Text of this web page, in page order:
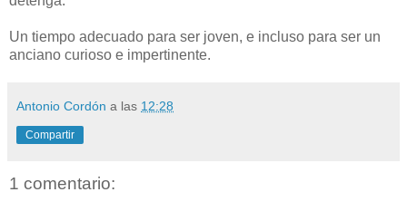
Un tiempo adecuado para ser joven, e incluso para ser un
anciano curioso e impertinente.
Antonio Cordón a las 12:28
Compartir
1 comentario: